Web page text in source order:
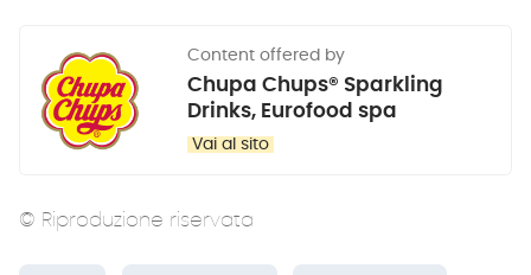
Content offered by
Chupa Chups® Sparkling
Drinks, Eurofood spa
Vai al sito
© Riproduzione riservata